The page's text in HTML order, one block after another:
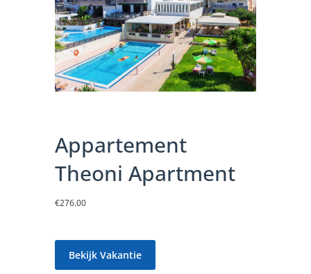
Appartement
Theoni Apartment
€276.00
Bekijk Vakantie